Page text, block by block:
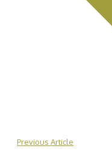
Previous Article